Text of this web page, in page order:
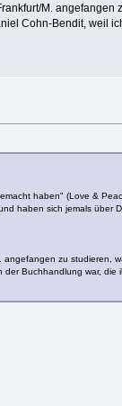
M.
Cohn-Bendit, weil
haben" (Love &
haben sich jemals über
zu studieren,
Buchhandlung war,